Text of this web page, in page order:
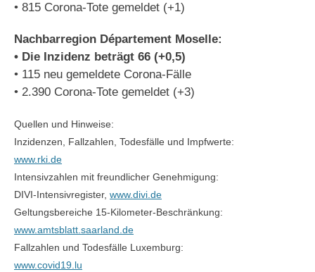
• 815 Corona-Tote gemeldet (+1)
Nachbarregion Département Moselle:
• Die Inzidenz beträgt 66 (+0,5)
• 115 neu gemeldete Corona-Fälle
• 2.390 Corona-Tote gemeldet (+3)
Quellen und Hinweise:
Inzidenzen, Fallzahlen, Todesfälle und Impfwerte:
www.rki.de
Intensivzahlen mit freundlicher Genehmigung:
DIVI-Intensivregister, www.divi.de
Geltungsbereiche 15-Kilometer-Beschränkung:
www.amtsblatt.saarland.de
Fallzahlen und Todesfälle Luxemburg:
www.covid19.lu